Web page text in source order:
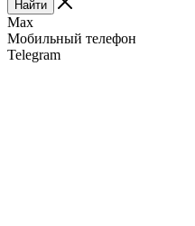
Найти
Max
Мобильный телефон
Telegram